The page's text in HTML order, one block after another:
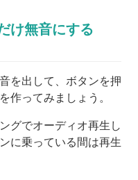
け無音にする
を出して、ボタンを押
作ってみましょう。
グでオーディオ再生し
に乗っている間は再生